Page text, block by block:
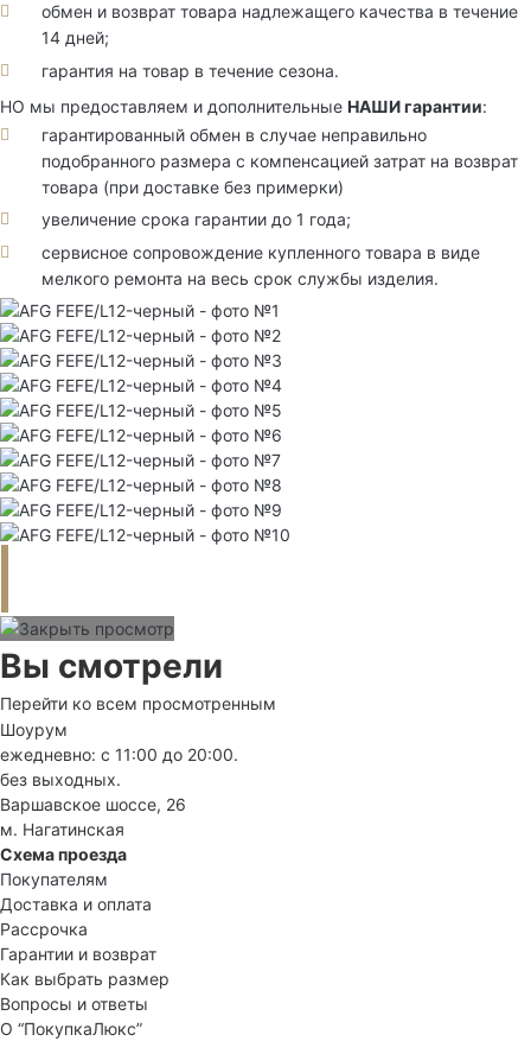
обмен и возврат товара надлежащего качества в течение
14 дней;
гарантия на товар в течение сезона.
НО мы предоставляем и дополнительные НАШИ гарантии:
гарантированный обмен в случае неправильно
подобранного размера с компенсацией затрат на возврат
товара (при доставке без примерки)
увеличение срока гарантии до 1 года;
сервисное сопровождение купленного товара в виде
мелкого ремонта на весь срок службы изделия.
Вы смотрели
Перейти ко всем просмотренным
Шоурум
ежедневно: с 11:00 до 20:00.
без выходных.
Варшавское шоссе, 26
м. Нагатинская
Схема проезда
Покупателям
Доставка и оплата
Рассрочка
Гарантии и возврат
Как выбрать размер
Вопросы и ответы
О “ПокупкаЛюкс”